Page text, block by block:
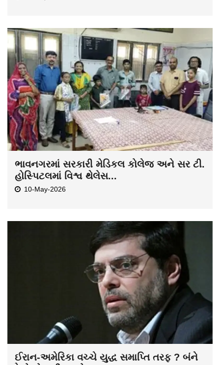
ભાવનગરમાં સરકારી મેડિકલ કોલેજ અને સર ટી.
હોસ્પિટલમાં વિશ્વ થેલેસ...
10-May-2026
ઈરાન-અમેરિકા વચ્ચે યુદ્ધ સમાપ્તિ તરફ ? બંને